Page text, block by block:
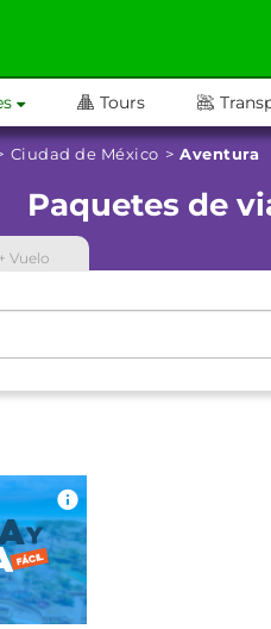
Tours
Ciudad de México Aventura
Paquetes de
Vuelo